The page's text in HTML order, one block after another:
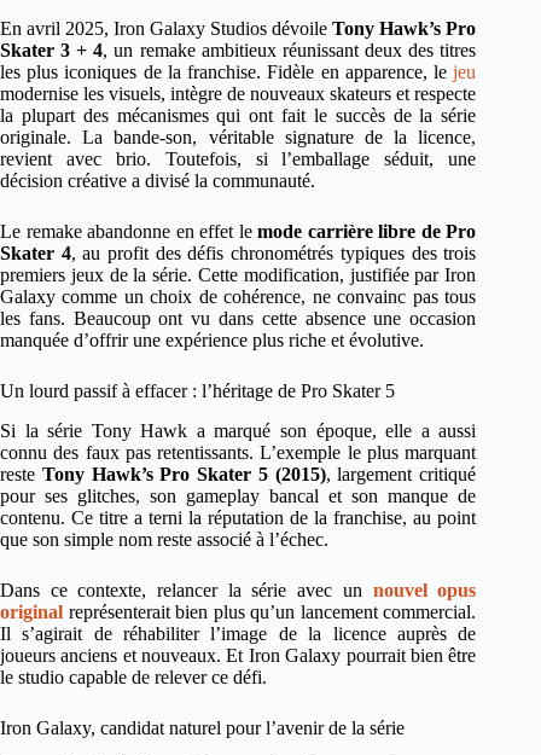
En avril 2025, Iron Galaxy Studios dévoileTony Hawk’s Pro
Skater 3 + 4, un remake ambitieux réunissant deux des titres
les plus iconiques de la franchise. Fidèle en apparence, lejeu
modernise les visuels, intègre de nouveaux skateurs et respecte
la plupart des mécanismes qui ont fait le succès de la série
originale. La bande-son, véritable signature de la licence,
revient avec brio. Toutefois, si l’emballage séduit, une
décision créative a divisé la communauté.
Le remake abandonne en effet lemode carrière libre de Pro
Skater 4, au profit des défis chronométrés typiques des trois
premiers jeux de la série. Cette modification, justifiée par Iron
Galaxy comme un choix de cohérence, ne convainc pas tous
les fans. Beaucoup ont vu dans cette absence une occasion
manquée d’offrir une expérience plus riche et évolutive.
Un lourd passif à effacer : l’héritage de Pro Skater 5
Si la série Tony Hawk a marqué son époque, elle a aussi
connu des faux pas retentissants. L’exemple le plus marquant
reste Tony Hawk’s Pro Skater 5 (2015), largement critiqué
pour ses glitches, son gameplay bancal et son manque de
contenu. Ce titre a terni la réputation de la franchise, au point
que son simple nom reste associé à l’échec.
Dans ce contexte, relancer la série avec un nouvel opus
original représenterait bien plus qu’un lancement commercial.
Il s’agirait de réhabiliter l’image de la licence auprès de
joueurs anciens et nouveaux. Et Iron Galaxy pourrait bien être
le studio capable de relever ce défi.
Iron Galaxy, candidat naturel pour l’avenir de la série